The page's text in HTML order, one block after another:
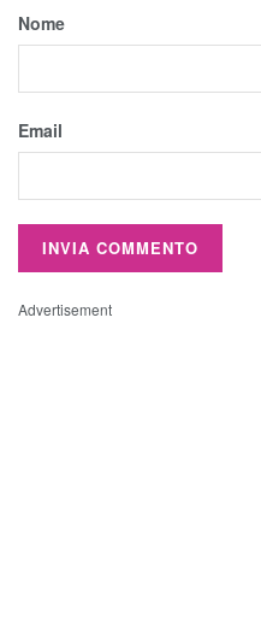
Nome
Email
Advertisement